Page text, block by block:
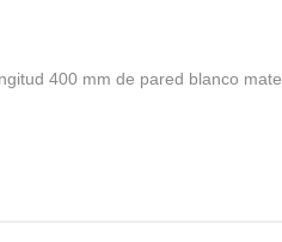
400 mm de pared blanco mate